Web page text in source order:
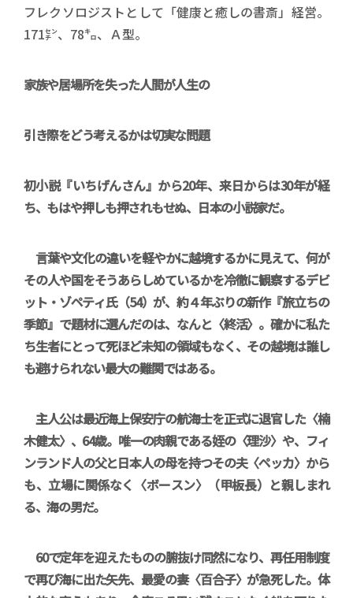
フレクソロジストとして「健康と癒しの書斎」経営。
171㌢、78㌔、Ａ型。
家族や居場所を失った人間が人生の
引き際をどう考えるかは切実な問題
初小説『いちげんさん』から20年、来日からは30年が経
ち、もはや押しも押されもせぬ、日本の小説家だ。
言葉や文化の違いを軽やかに越境するかに見えて、何が
その人や国をそうあらしめているかを冷徹に観察するデビ
ット・ゾペティ氏（54）が、約４年ぶりの新作『旅立ちの
季節』で題材に選んだのは、なんと〈終活〉。確かに私た
ち生者にとって死ほど未知の領域もなく、その越境は誰し
も避けられない最大の難関ではある。
主人公は最近海上保安庁の航海士を正式に退官した〈楠
木健太〉、64歳。唯一の肉親である姪の〈理沙〉や、フィ
ンランド人の父と日本人の母を持つその夫〈ペッカ〉から
も、立場に関係なく〈ボースン〉（甲板長）と親しまれ
る、海の男だ。
60で定年を迎えたものの腑抜け同然になり、再任用制度
で再び海に出た矢先、最愛の妻〈百合子〉が急死した。体